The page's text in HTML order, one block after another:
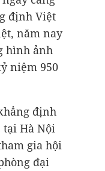
định Việt
năm nay
hình ảnh
niệm 950
định
tại Hà Nội
gia hội
đại